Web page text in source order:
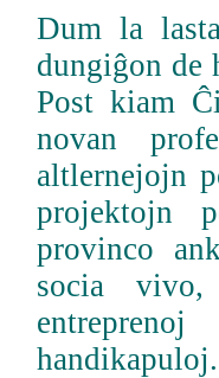
Dum la
dungiĝon de
Post kiam
novan
altlernejojn
projektojn
provinco
socia vivo,
handikapuloj.